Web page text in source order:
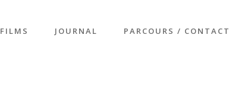
FILMS JOURNAL PARCOURS / CONTACT